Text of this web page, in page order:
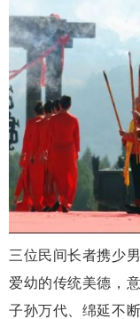
三位民间长者携少
爱幼的传统美德，
子孙万代、绵延不